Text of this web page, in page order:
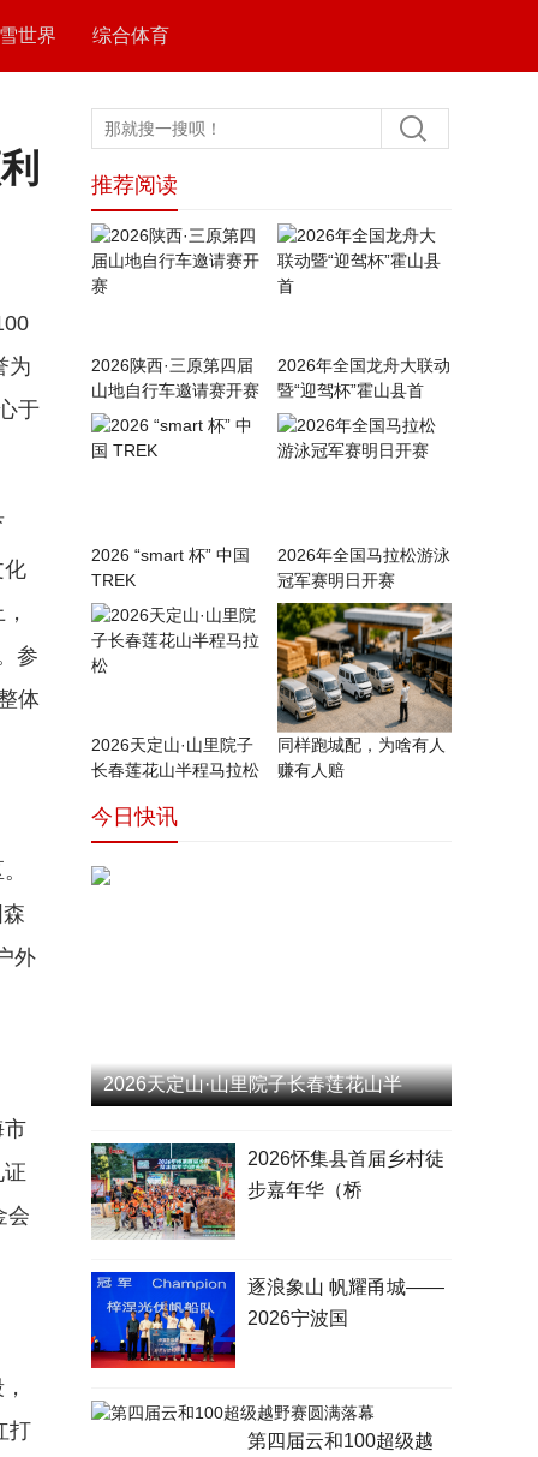
世界 综合体育
为
于
化
参
体
外
会
打
推荐阅读
2026陕西·三原第四届
山地自行车邀请赛开赛
2026年全国龙舟大联动
暨“迎驾杯”霍山县首
2026 “smart 杯” 中国
TREK
2026年全国马拉松游泳
冠军赛明日开赛
2026天定山·山里院子
长春莲花山半程马拉松
同样跑城配，为啥有人
赚有人赔
今日快讯
2026天定山·山里院子长春莲花山半
2026怀集县首届乡村徒
步嘉年华（桥
逐浪象山 帆耀甬城——
2026宁波国
第四届云和100超级越